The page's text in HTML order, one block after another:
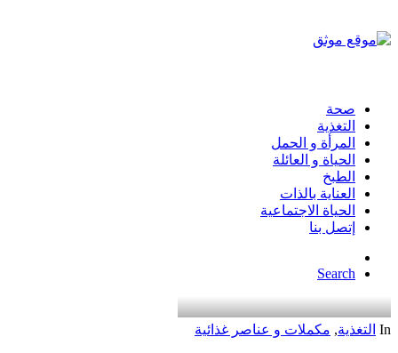
صحة
التغذية
المرأة و الحمل
الحياة و العائلة
الطبخ
العناية بالذات
الحياة الاجتماعية
إتصل بنا
Search
In التغذية, مكملات و عناصر غذائية